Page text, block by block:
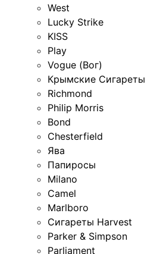
West
Lucky Strike
KISS
Play
Vogue (Вог)
Крымские Сигареты
Richmond
Philip Morris
Bond
Chesterfield
Ява
Папиросы
Milano
Camel
Marlboro
Сигареты Harvest
Parker & Simpson
Parliament